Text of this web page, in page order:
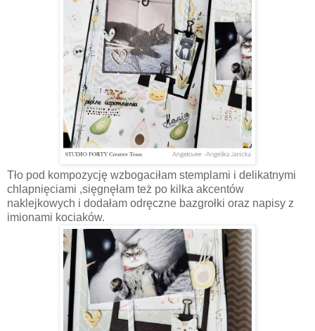
Tło pod kompozycję wzbogaciłam stemplami i delikatnymi
chlapnięciami ,sięgnęłam też po kilka akcentów
naklejkowych i dodałam odręczne bazgrołki oraz napisy z
imionami kociaków.